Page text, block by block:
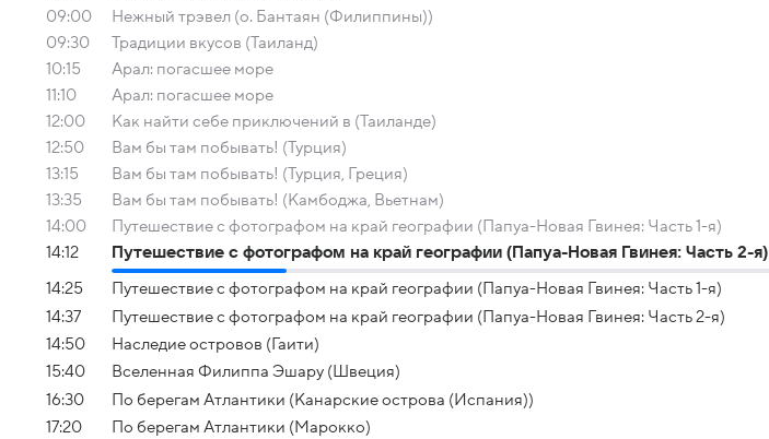
09:00
Нежный трэвел (о. Бантаян (Филиппины))
09:30
Традиции вкусов (Таиланд)
10:15
Арал: погасшее море
11:10
Арал: погасшее море
12:00
Как найти себе приключений в (Таиланде)
12:50
Вам бы там побывать! (Турция)
13:15
Вам бы там побывать! (Турция, Греция)
13:35
Вам бы там побывать! (Камбоджа, Вьетнам)
14:00
Путешествие с фотографом на край географии (Папуа-Новая Гвинея: Часть 1-я)
14:12
Путешествие с фотографом на край географии (Папуа-Новая Гвинея: Часть 2-я)
14:25
Путешествие с фотографом на край географии (Папуа-Новая Гвинея: Часть 1-я)
14:37
Путешествие с фотографом на край географии (Папуа-Новая Гвинея: Часть 2-я)
14:50
Наследие островов (Гаити)
15:40
Вселенная Филиппа Эшару (Швеция)
16:30
По берегам Атлантики (Канарские острова (Испания))
17:20
По берегам Атлантики (Марокко)